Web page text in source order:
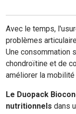
Avec le temps,
problèmes
Une consommation
chondroïtine et de
améliorer la
Le Duopack
nutritionnels dans